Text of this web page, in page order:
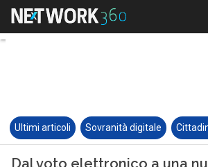
Ultimi articoli Sovranità digitale
Dal voto elettronico a una